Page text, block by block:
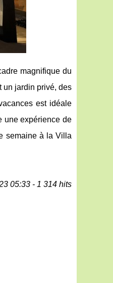
magnifique du
un jardin privé, des
est idéale
une expérience de
semaine à la Villa
05:33 - 1 314 hits